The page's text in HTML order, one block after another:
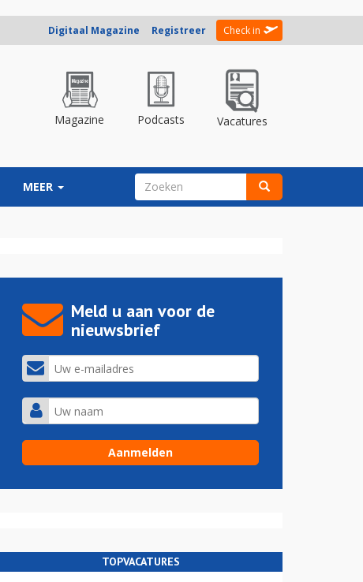
Digitaal Magazine Registreer Check in
Magazine Podcasts Vacatures
MEER ZOEKVELD
Meld u aan voor de
nieuwsbrief
TOPVACATURES